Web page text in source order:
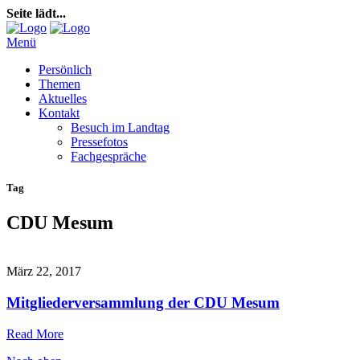
Seite lädt...
Menü
Persönlich
Themen
Aktuelles
Kontakt
Besuch im Landtag
Pressefotos
Fachgespräche
Tag
CDU Mesum
März 22, 2017
Mitgliederversammlung der CDU Mesum
Read More